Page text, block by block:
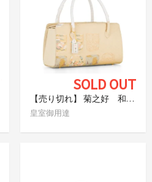
SOLD OUT
【売り切れ】 菊之好 和装バッグ 茶碗
皇室御用達